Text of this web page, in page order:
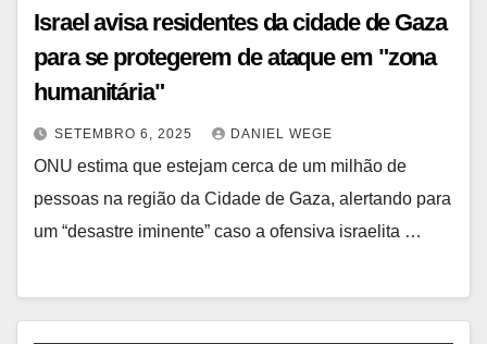
Israel avisa residentes da cidade de Gaza
para se protegerem de ataque em "zona
humanitária"
SETEMBRO 6, 2025 DANIEL WEGE
ONU estima que estejam cerca de um milhão de
pessoas na região da Cidade de Gaza, alertando para
um “desastre iminente” caso a ofensiva israelita …